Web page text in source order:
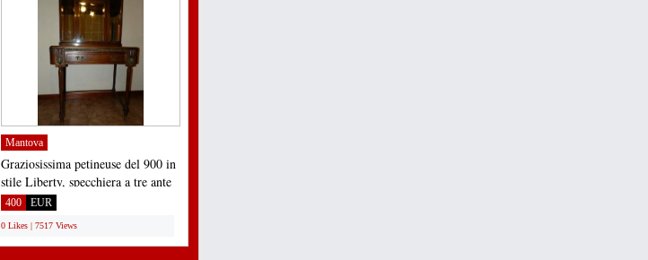
Mantova
Graziosissima petineuse del 900 in
stile Liberty, specchiera a tre ante
richiudibili,...
400 EUR
0 Likes | 7517 Views